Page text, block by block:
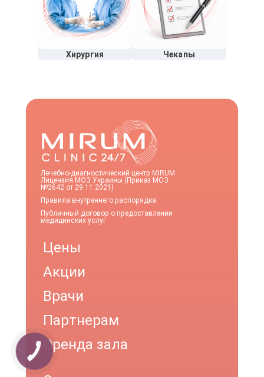
Хирургия Чекапы
Лечебно-диагностический центр MIRUM
Лицензия МОЗ Украины (Приказ МОЗ
№2642 от 29.11.2021)
Правила внутреннего распорядка
Публичный договор о предоставлении
медицинских услуг
Цены
Акции
Врачи
Партнерам
Оренда зала